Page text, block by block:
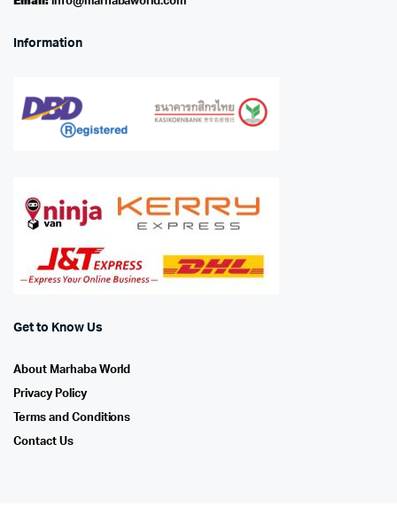
Information
Get to Know Us
About Marhaba World
Privacy Policy
Terms and Conditions
Contact Us